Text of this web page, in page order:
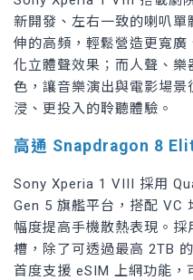
新開發、左右一致的喇叭
伸的高頻，輕鬆營造更寬
化立體聲效果；而人聲、
色，讓音樂演出與電影場
浸、更投入的聆聽體驗。
高通 Snapdragon 8
Sony Xperia 1 VIII 採用
Gen 5 旗艦平台，搭配 VC
幅度提高手機散熱表現。
槽，除了可透過最高 2TB
首度支援 eSIM 上網功能，